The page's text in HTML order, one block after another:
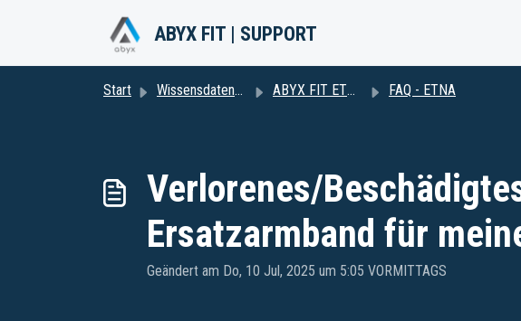
ABYX FIT | SUPPORT
Start Wissensdatenbank ABYX FIT ETNA FAQ - ETNA
Verlorenes/
Ersatzarmband für
Geändert am Do, 10 Jul, 2025 um 5:05 VORMITTAGS